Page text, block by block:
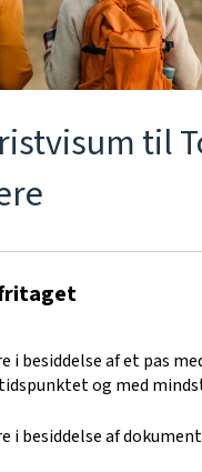
til
i besiddelse af et pas
og med
i besiddelse af